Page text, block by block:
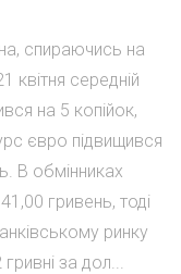
спираючись на
квітня середній
на 5 копійок,
євро підвищився
В обмінниках
гривень, тоді
ринку
за дол...